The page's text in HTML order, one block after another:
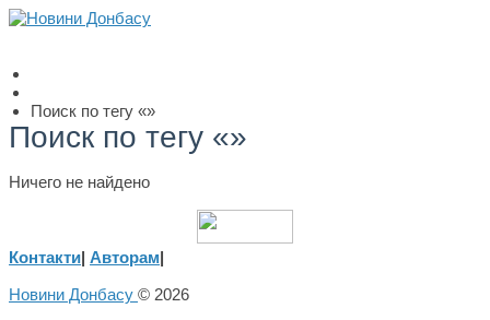
Поиск по тегу «»
Поиск по тегу «»
Ничего не найдено
Контакти| Авторам|
Новини Донбасу © 2026